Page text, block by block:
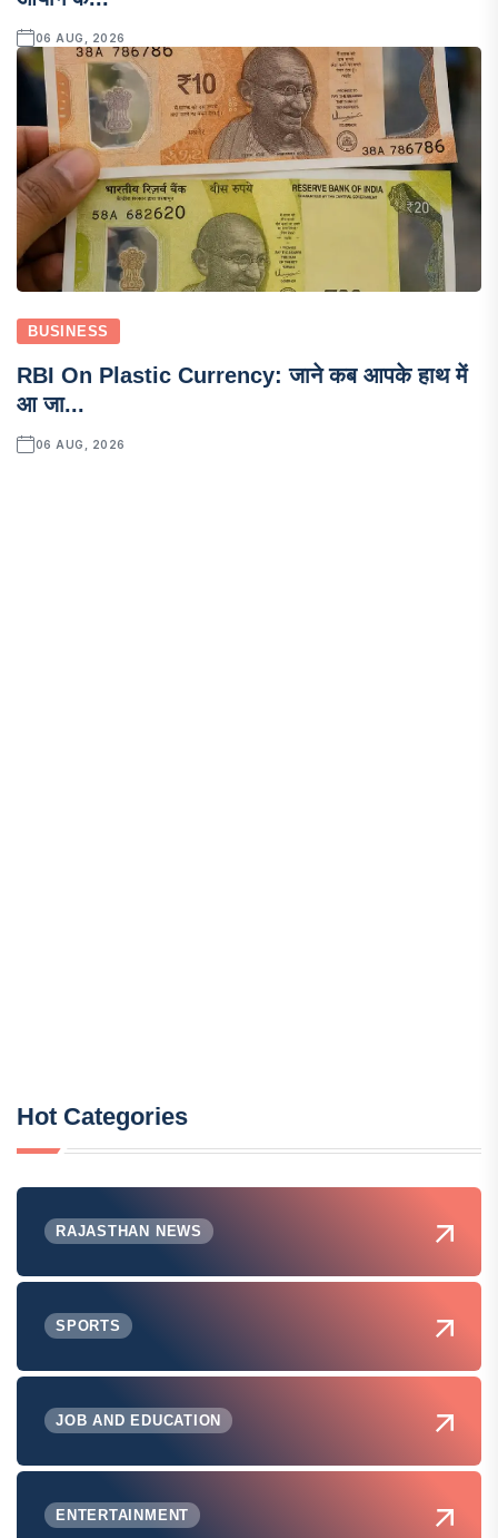
06 AUG, 2026
BUSINESS
RBI On Plastic Currency: जाने कब आपके हाथ में
आ जा...
06 AUG, 2026
Hot Categories
RAJASTHAN NEWS
SPORTS
JOB AND EDUCATION
ENTERTAINMENT